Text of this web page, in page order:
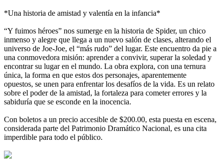
*Una historia de amistad y valentía en la infancia*
“Y fuimos héroes” nos sumerge en la historia de Spider, un chico
inmenso y alegre que llega a un nuevo salón de clases, alterando el
universo de Joe-Joe, el “más rudo” del lugar. Este encuentro da pie a
una conmovedora misión: aprender a convivir, superar la soledad y
encontrar su lugar en el mundo. La obra explora, con una ternura
única, la forma en que estos dos personajes, aparentemente
opuestos, se unen para enfrentar los desafíos de la vida. Es un relato
sobre el poder de la amistad, la fortaleza para cometer errores y la
sabiduría que se esconde en la inocencia.
Con boletos a un precio accesible de $200.00, esta puesta en escena,
considerada parte del Patrimonio Dramático Nacional, es una cita
imperdible para todo el público.